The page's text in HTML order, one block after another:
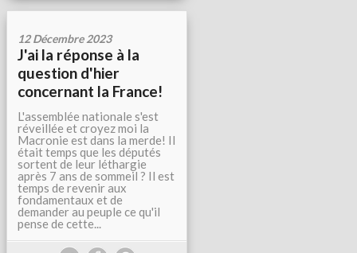
12 Décembre 2023
J'ai la réponse à la
question d'hier
concernant la France!
L'assemblée nationale s'est
réveillée et croyez moi la
Macronie est dans la merde! Il
était temps que les députés
sortent de leur léthargie
après 7 ans de sommeil ? Il est
temps de revenir aux
fondamentaux et de
demander au peuple ce qu'il
pense de cette...